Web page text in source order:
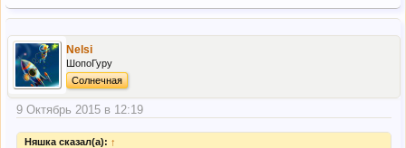
Nelsi
ШопоГуру
Солнечная
9 Октябрь 2015 в 12:19
Няшка сказал(а): ↑